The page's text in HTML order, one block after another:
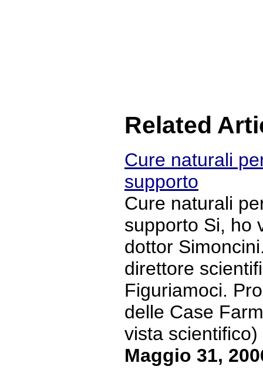
Related
Cure naturali
supporto
Cure naturali
supporto Si, ho
dottor
direttore
Figuriamoci.
delle Case
vista
Maggio 31,